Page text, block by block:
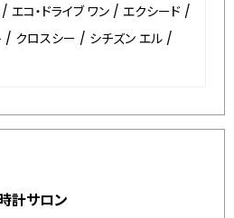
/ エコ・ドライブ ワン / エクシード /
/ クロスシー / シチズン エル /
計サロン